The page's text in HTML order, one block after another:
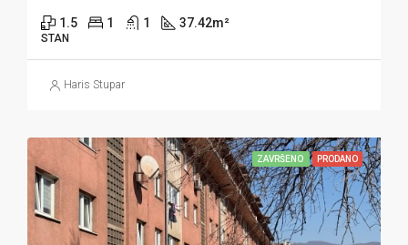
1.5 1 1 37.42m²
STAN
Haris Stupar
ZAVRŠENO PRODANO